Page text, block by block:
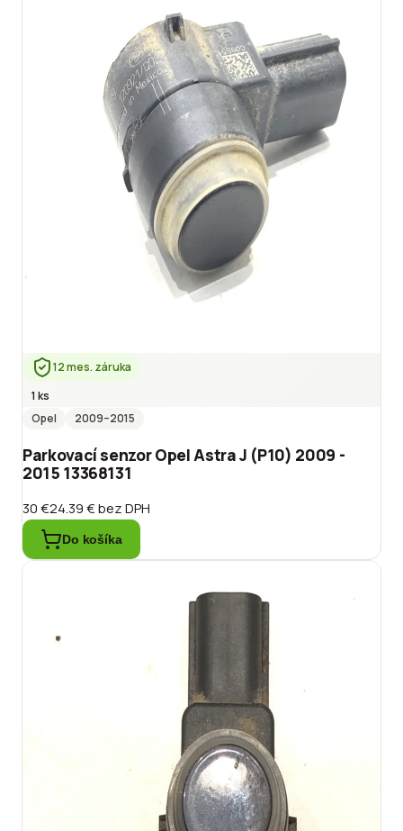
12 mes. záruka
1 ks
Opel
2009–2015
Parkovací senzor Opel Astra J (P10) 2009 -
2015 13368131
30 €24.39 €bez DPH
Do košíka